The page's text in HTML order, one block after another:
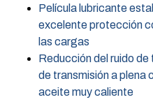
Película lubricante
excelente protección
las cargas
Reducción del ruido
de transmisión a plena
aceite muy caliente